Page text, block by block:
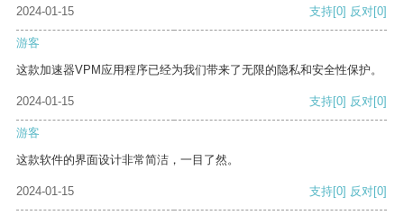
2024-01-15 支持[0] 反对[0]
游客
这款加速器VPM应用程序已经为我们带来了无限的隐私和安全性保护。
2024-01-15 支持[0] 反对[0]
游客
这款软件的界面设计非常简洁，一目了然。
2024-01-15 支持[0] 反对[0]